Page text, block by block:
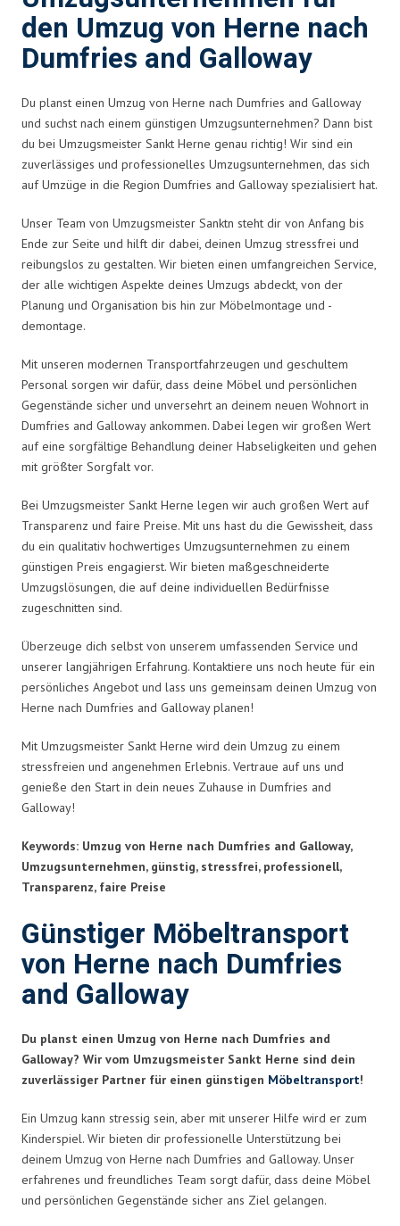
den Umzug von Herne nach
Dumfries and Galloway
Du planst einen Umzug von Herne nach Dumfries and Galloway
und suchst nach einem günstigen Umzugsunternehmen? Dann bist
du bei Umzugsmeister Sankt Herne genau richtig! Wir sind ein
zuverlässiges und professionelles Umzugsunternehmen, das sich
auf Umzüge in die Region Dumfries and Galloway spezialisiert hat.
Unser Team von Umzugsmeister Sanktn steht dir von Anfang bis
Ende zur Seite und hilft dir dabei, deinen Umzug stressfrei und
reibungslos zu gestalten. Wir bieten einen umfangreichen Service,
der alle wichtigen Aspekte deines Umzugs abdeckt, von der
Planung und Organisation bis hin zur Möbelmontage und -
demontage.
Mit unseren modernen Transportfahrzeugen und geschultem
Personal sorgen wir dafür, dass deine Möbel und persönlichen
Gegenstände sicher und unversehrt an deinem neuen Wohnort in
Dumfries and Galloway ankommen. Dabei legen wir großen Wert
auf eine sorgfältige Behandlung deiner Habseligkeiten und gehen
mit größter Sorgfalt vor.
Bei Umzugsmeister Sankt Herne legen wir auch großen Wert auf
Transparenz und faire Preise. Mit uns hast du die Gewissheit, dass
du ein qualitativ hochwertiges Umzugsunternehmen zu einem
günstigen Preis engagierst. Wir bieten maßgeschneiderte
Umzugslösungen, die auf deine individuellen Bedürfnisse
zugeschnitten sind.
Überzeuge dich selbst von unserem umfassenden Service und
unserer langjährigen Erfahrung. Kontaktiere uns noch heute für ein
persönliches Angebot und lass uns gemeinsam deinen Umzug von
Herne nach Dumfries and Galloway planen!
Mit Umzugsmeister Sankt Herne wird dein Umzug zu einem
stressfreien und angenehmen Erlebnis. Vertraue auf uns und
genieße den Start in dein neues Zuhause in Dumfries and
Galloway!
Keywords: Umzug von Herne nach Dumfries and Galloway,
Umzugsunternehmen, günstig, stressfrei, professionell,
Transparenz, faire Preise
Günstiger Möbeltransport
von Herne nach Dumfries
and Galloway
Du planst einen Umzug von Herne nach Dumfries and
Galloway? Wir vom Umzugsmeister Sankt Herne sind dein
zuverlässiger Partner für einen günstigen Möbeltransport!
Ein Umzug kann stressig sein, aber mit unserer Hilfe wird er zum
Kinderspiel. Wir bieten dir professionelle Unterstützung bei
deinem Umzug von Herne nach Dumfries and Galloway. Unser
erfahrenes und freundliches Team sorgt dafür, dass deine Möbel
und persönlichen Gegenstände sicher ans Ziel gelangen.